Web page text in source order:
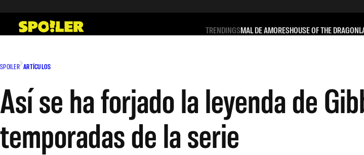
contenido
TRENDINGSMAL DE AMORESHOUSE OF THE DRAGON
SPOILER ARTÍCULOS
Así se ha forjado la leyenda de
temporadas de la serie